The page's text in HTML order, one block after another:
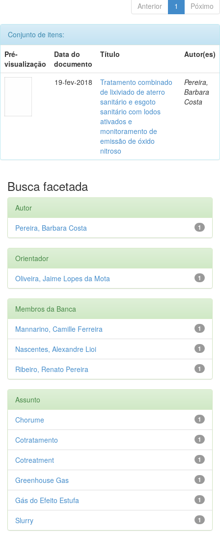
Anterior 1 Póximo
Conjunto de itens:
Pré-
visualização
Data do
documento
Título Autor(es)
19-fev-2018
Tratamento combinado
de lixiviado de aterro
sanitário e esgoto
sanitário com lodos
ativados e
monitoramento de
emissão de óxido
nitroso
Pereira,
Barbara
Costa
Busca facetada
Autor
1
Pereira, Barbara Costa
Orientador
1
Oliveira, Jaime Lopes da Mota
Membros da Banca
1
Mannarino, Camille Ferreira
1
Nascentes, Alexandre Lioi
1
Ribeiro, Renato Pereira
Assunto
1
Chorume
1
Cotratamento
1
Cotreatment
1
Greenhouse Gas
1
Gás do Efeito Estufa
1
Slurry